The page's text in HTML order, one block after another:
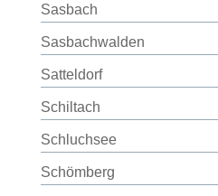
Sasbach
Sasbachwalden
Satteldorf
Schiltach
Schluchsee
Schömberg